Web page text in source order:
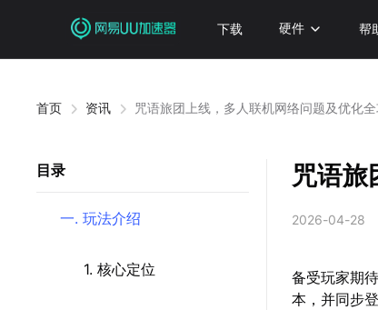
下载 硬件 帮
首页 资讯 咒语旅团上线，多人联机网络问题及优化全
目录
一. 玩法介绍
1. 核心定位
咒语旅
2026-04-28
备受玩家期
本，并同步